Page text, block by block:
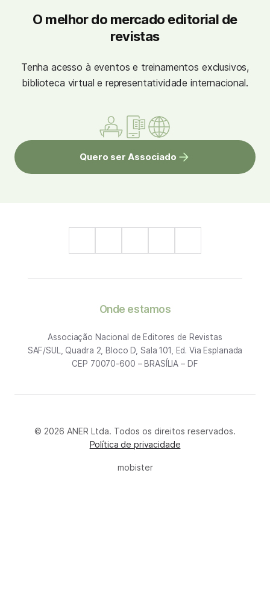
O melhor do mercado editorial de
revistas
Tenha acesso à eventos e treinamentos exclusivos,
biblioteca virtual e representatividade internacional.
Quero ser Associado
Onde estamos
Associação Nacional de Editores de Revistas
SAF/SUL, Quadra 2, Bloco D, Sala 101, Ed. Via Esplanada
CEP 70070-600 – BRASÍLIA – DF
© 2026 ANER Ltda. Todos os direitos reservados.
Política de privacidade
mobister